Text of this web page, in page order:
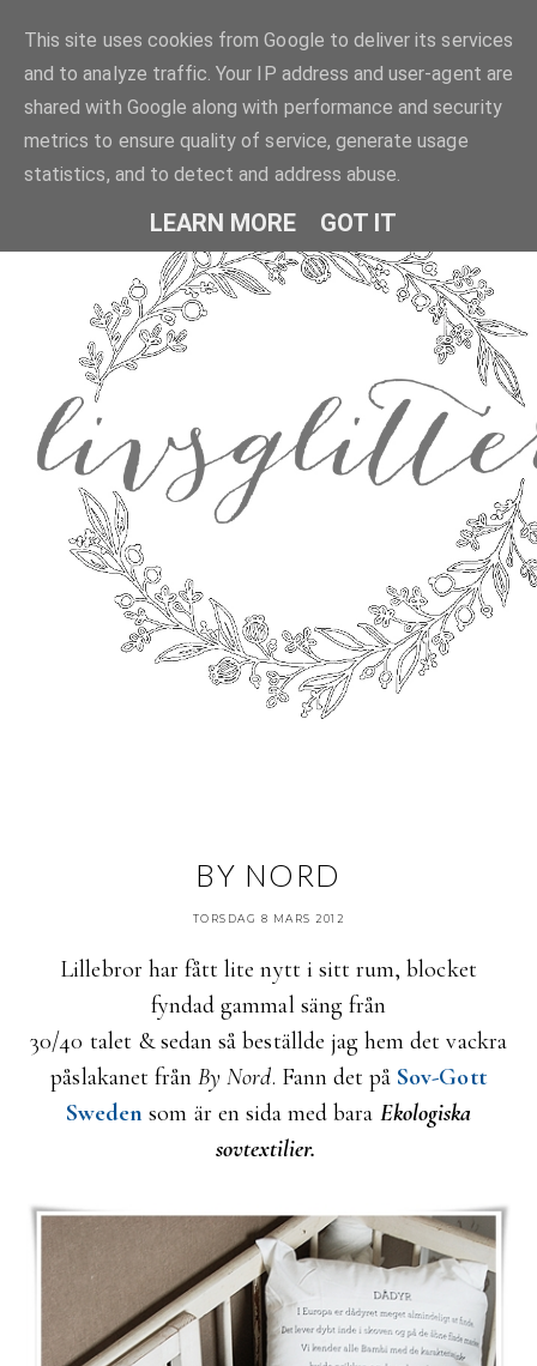
BY NORD
TORSDAG 8 MARS 2012
Lillebror har fått lite nytt i sitt rum, blocket
fyndad gammal säng från
30/40 talet & sedan så beställde jag hem det vackra
påslakanet frånBy Nord. Fann det på Sov-Gott
Swedensom är en sida med bara Ekologiska
sovtextilier.
This site uses cookies from Google to deliver its services
and to analyze traffic. Your IP address and user-agent are
shared with Google along with performance and security
metrics to ensure quality of service, generate usage
statistics, and to detect and address abuse.
LEARN MORE GOT IT